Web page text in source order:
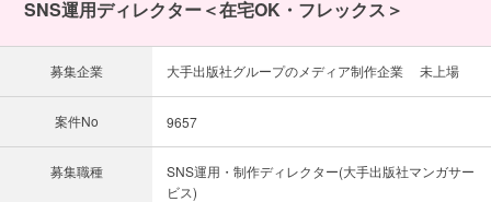
SNS運用ディレクター＜在宅OK・フレックス＞
募集企業 大手出版社グループのメディア制作企業 未上場
案件No 9657
募集職種
SNS運用・制作ディレクター(大手出版社マンガサー
ビス)